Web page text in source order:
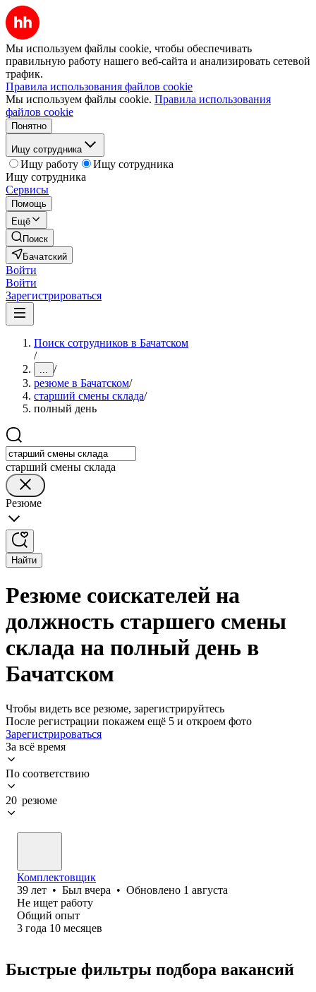
Мы используем файлы cookie, чтобы обеспечивать
правильную работу нашего веб-сайта и анализировать сетевой
трафик.
Правила использования файлов cookie
Мы используем файлы cookie. Правила использования
файлов cookie
Понятно
Ищу сотрудника
Ищу работу
Ищу сотрудника
Ищу сотрудника
Сервисы
Помощь
Ещё
Поиск
Бачатский
Войти
Войти
Зарегистрироваться
Поиск сотрудников в Бачатском
/
... /
резюме в Бачатском/
старший смены склада/
полный день
старший смены склада
Резюме
Найти
Резюме соискателей на
должность старшего смены
склада на полный день в
Бачатском
Чтобы видеть все резюме, зарегистрируйтесь
После регистрации покажем ещё 5 и откроем фото
Зарегистрироваться
За всё время
По соответствию
20 резюме
Комплектовщик
39 лет • Был вчера • Обновлено 1 августа
Не ищет работу
Общий опыт
3 года 10 месяцев
Быстрые фильтры подбора вакансий